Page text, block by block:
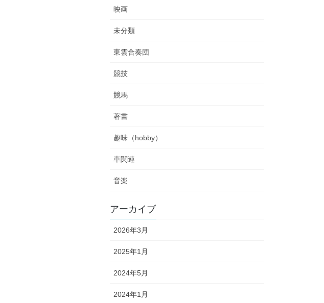
映画
未分類
東雲合奏団
競技
競馬
著書
趣味（hobby）
車関連
音楽
アーカイブ
2026年3月
2025年1月
2024年5月
2024年1月